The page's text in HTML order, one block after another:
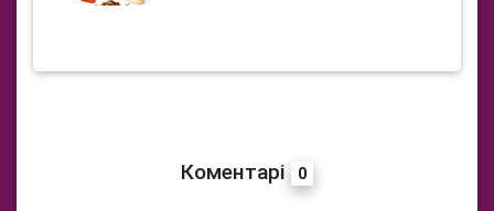
Коментарі 0